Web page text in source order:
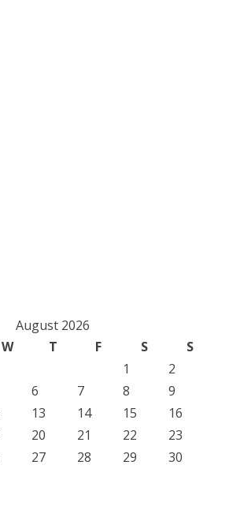
August 2026
W T F S
S
1
2
6 7 8
9
13 14 15
16
20 21 22
23
27 28 29
30